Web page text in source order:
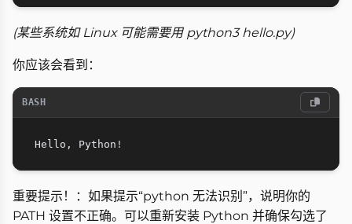
(某些系统如 Linux 可能需要用 python3 hello.py)
你应该会看到：
BASH
Hello, Python !
重要提示！：如果提示“python 无法识别”，说明你的
PATH 设置不正确。可以重新安装 Python 并确保勾选了